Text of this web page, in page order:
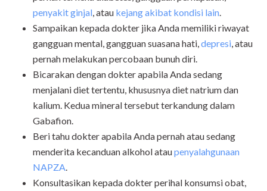
penyakit ginjal , atau kejang akibat kondisi lain
Sampaikan kepada dokter jika Anda memiliki riwayat
gangguan mental, gangguan suasana hati, depresi , atau
pernah melakukanpercobaan bunuh diri
Bicarakan dengan dokter apabila Anda sedang
menjalani diet tertentu, khususnya diet natrium dan
kalium. Kedua mineral tersebut terkandung dalam
Gabafion.
Beri tahu dokter apabila Anda pernah atau sedang
menderita kecanduan alkohol ataupenyalahgunaan
NAPZA
Konsultasikan kepada dokter perihal konsumsi obat,